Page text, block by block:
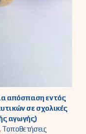
απόσπαση εντός
σε σχολικές
αγωγής)
, Τοποθετήσεις